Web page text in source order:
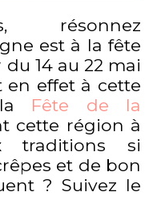
résonnez
est à la fête
14 au 22 mai
en effet à cette
Fête de la
cette région à
traditions si
et de bon
? Suivez le